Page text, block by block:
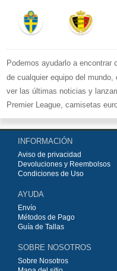
Podemos ayudarlo a encontrar
de cualquier equipo del
ver las últimas noticias y
Premier League, camisetas
fútbol y kits.
Comprecamisetas de fútbol
más grande de Europa.
de fútbol, ​​kits europeos e
Compre nuestra gran selección
INFORMACIÓN
Aviso de privacidad
Devoluciones y Reembolsos
Condiciones de Uso
AYUDA
Envío
Métodos de Pago
Guía de Tallas
SOBRE NOSOTROS
Sobre Nosotros